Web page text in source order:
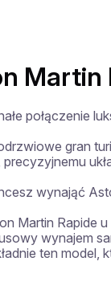
Martin
połączenie
gran
wynająć
Martin Rapide u
wynajem
ten